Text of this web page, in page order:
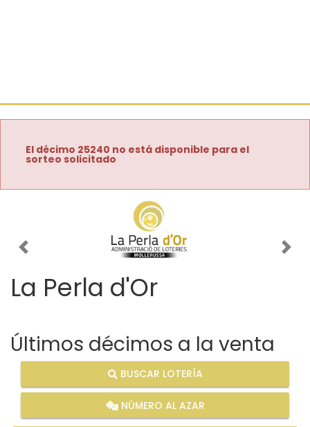
El décimo 25240 no está disponible para el
sorteo solicitado
Imagen anterior
La Perla d'Or
Últimos décimos a la venta
BUSCAR LOTERÍA
NÚMERO AL AZAR